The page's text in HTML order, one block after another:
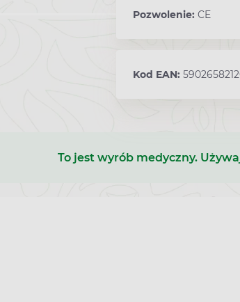
Pozwolenie: CE
Kod EAN:
To jest wyrób medyczny.